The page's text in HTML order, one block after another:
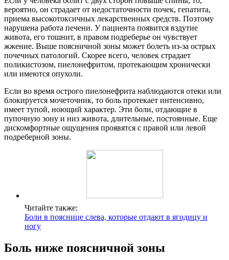
вероятно, он страдает от недостаточности почек, гепатита,
приема высокотоксичных лекарственных средств. Поэтому
нарушена работа печени. У пациента появится вздутие
живота, его тошнит, в правом подреберье он чувствует
жжение. Выше поясничной зоны может болеть из-за острых
почечных патологий. Скорее всего, человек страдает
поликистозом, пиелонефритом, протекающим хронически
или имеются опухоли.
Если во время острого пиелонефрита наблюдаются отеки или
блокируется мочеточник, то боль протекает интенсивно,
имеет тупой, ноющий характер. Эти боли, отдающие в
пупочную зону и низ живота, длительные, постоянные. Еще
дискомфортные ощущения проявятся с правой или левой
подреберной зоны.
Читайте также:
Боли в пояснице слева, которые отдают в ягодицу и
ногу
Боль ниже поясничной зоны